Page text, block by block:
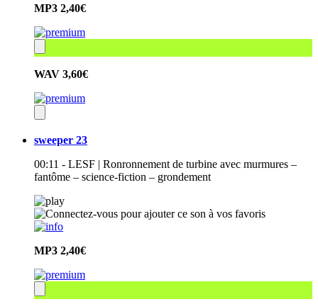
MP3 2,40€
WAV 3,60€
sweeper 23
00:11 - LESF | Ronronnement de turbine avec murmures –
fantôme – science-fiction – grondement
MP3 2,40€